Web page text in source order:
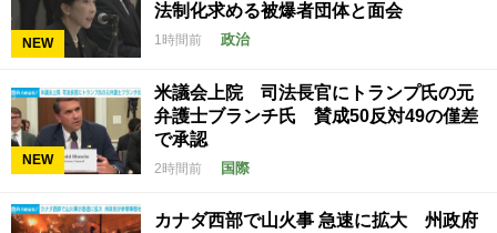
NEW
法制化求める被爆者団体と面会
1時間前 政治
NEW
米議会上院 司法長官にトランプ氏の元
弁護士ブランチ氏 賛成50反対49の僅差
で承認
2時間前 国際
カナダ西部で山火事 急速に拡大 州政府